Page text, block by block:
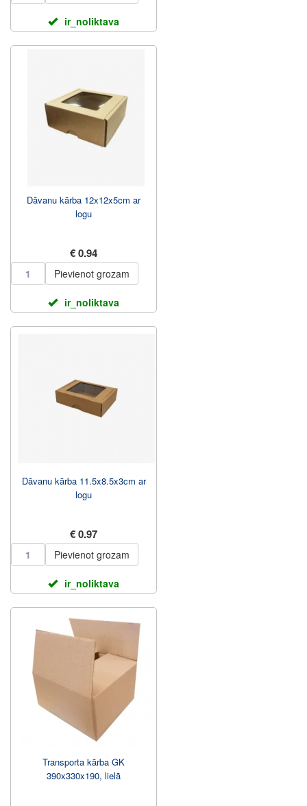
ir_noliktava
Dāvanu kārba 12x12x5cm ar
logu
€ 0.94
Pievienot grozam
ir_noliktava
Dāvanu kārba 11.5x8.5x3cm ar
logu
€ 0.97
Pievienot grozam
ir_noliktava
Transporta kārba GK
390x330x190, lielā